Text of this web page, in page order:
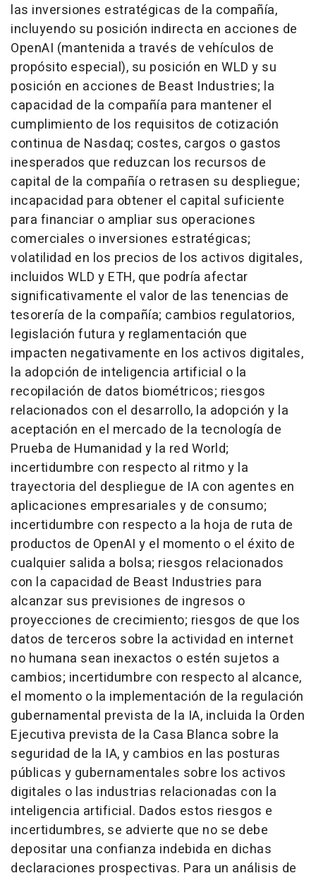
las inversiones estratégicas de la compañía,
incluyendo su posición indirecta en acciones de
OpenAI (mantenida a través de vehículos de
propósito especial), su posición en WLD y su
posición en acciones de Beast Industries; la
capacidad de la compañía para mantener el
cumplimiento de los requisitos de cotización
continua de Nasdaq; costes, cargos o gastos
inesperados que reduzcan los recursos de
capital de la compañía o retrasen su despliegue;
incapacidad para obtener el capital suficiente
para financiar o ampliar sus operaciones
comerciales o inversiones estratégicas;
volatilidad en los precios de los activos digitales,
incluidos WLD y ETH, que podría afectar
significativamente el valor de las tenencias de
tesorería de la compañía; cambios regulatorios,
legislación futura y reglamentación que
impacten negativamente en los activos digitales,
la adopción de inteligencia artificial o la
recopilación de datos biométricos; riesgos
relacionados con el desarrollo, la adopción y la
aceptación en el mercado de la tecnología de
Prueba de Humanidad y la red World;
incertidumbre con respecto al ritmo y la
trayectoria del despliegue de IA con agentes en
aplicaciones empresariales y de consumo;
incertidumbre con respecto a la hoja de ruta de
productos de OpenAI y el momento o el éxito de
cualquier salida a bolsa; riesgos relacionados
con la capacidad de Beast Industries para
alcanzar sus previsiones de ingresos o
proyecciones de crecimiento; riesgos de que los
datos de terceros sobre la actividad en internet
no humana sean inexactos o estén sujetos a
cambios; incertidumbre con respecto al alcance,
el momento o la implementación de la regulación
gubernamental prevista de la IA, incluida la Orden
Ejecutiva prevista de la Casa Blanca sobre la
seguridad de la IA, y cambios en las posturas
públicas y gubernamentales sobre los activos
digitales o las industrias relacionadas con la
inteligencia artificial. Dados estos riesgos e
incertidumbres, se advierte que no se debe
depositar una confianza indebida en dichas
declaraciones prospectivas. Para un análisis de